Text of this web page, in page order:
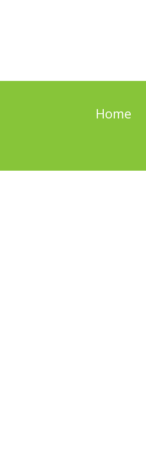
Home